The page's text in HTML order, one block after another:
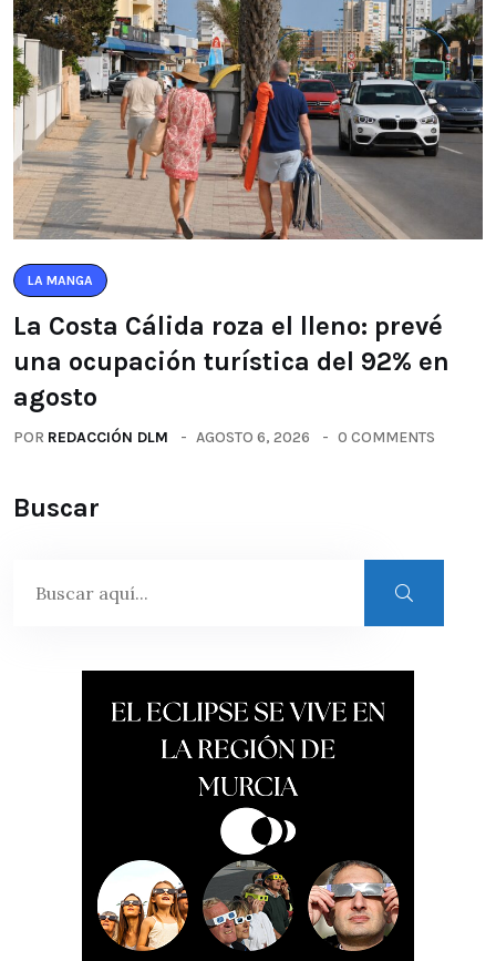
LA MANGA
La Costa Cálida roza el lleno: prevé
una ocupación turística del 92% en
agosto
POR REDACCIÓN DLM AGOSTO 6, 2026 0 COMMENTS
Buscar